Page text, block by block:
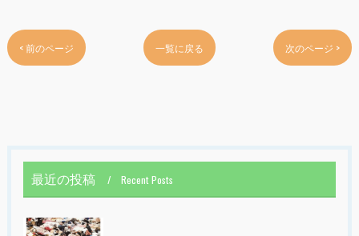
< 前のページ 一覧に戻る 次のページ >
最近の投稿 Recent Posts